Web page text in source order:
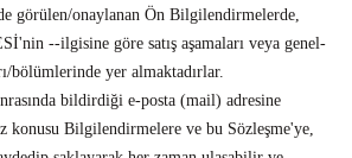
görülen/onaylanan Ön Bilgilendirmelerde,
--ilgisine göre satış aşamaları veya genel-
bölümlerinde yer almaktadırlar.
bildirdiği e-posta (mail) adresine
konusu Bilgilendirmelere ve bu Sözleşme'ye,